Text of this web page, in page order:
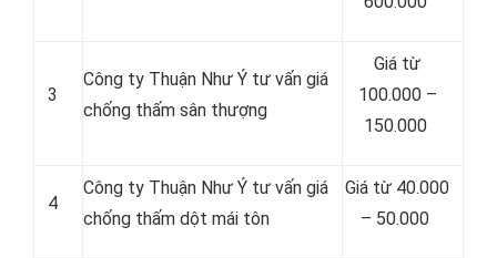
3
Công ty Thuận Như Ý tư vấn giá
chống thấm sân thượng
Giá từ
100.000 –
150.000
4
Công ty Thuận Như Ý tư vấn giá
chống thấm dột mái tôn
Giá từ 40.000
– 50.000